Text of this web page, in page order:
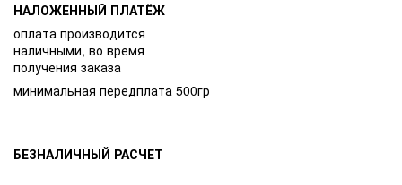
НАЛОЖЕННЫЙ ПЛАТЁЖ
оплата производится
наличными, во время
получения заказа
минимальная передплата 500гр
БЕЗНАЛИЧНЫЙ РАСЧЕТ